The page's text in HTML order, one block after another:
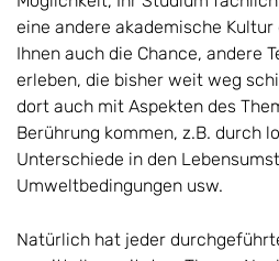
eine andere akademische
Ihnen auch die Chance, andere
erleben, die bisher weit weg
dort auch mit Aspekten des
Berührung kommen, z.B. durch
Unterschiede in den
Umweltbedingungen usw.
Natürlich hat jeder